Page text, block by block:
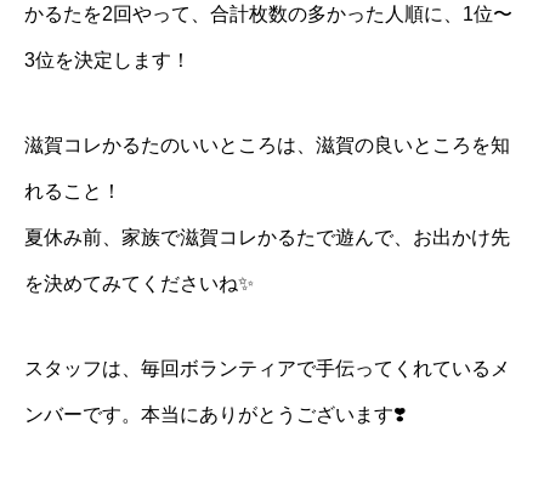
かるたを2回やって、合計枚数の多かった人順に、1位〜
3位を決定します！
滋賀コレかるたのいいところは、滋賀の良いところを知
れること！
夏休み前、家族で滋賀コレかるたで遊んで、お出かけ先
を決めてみてくださいね✨
スタッフは、毎回ボランティアで手伝ってくれているメ
ンバーです。本当にありがとうございます❣️